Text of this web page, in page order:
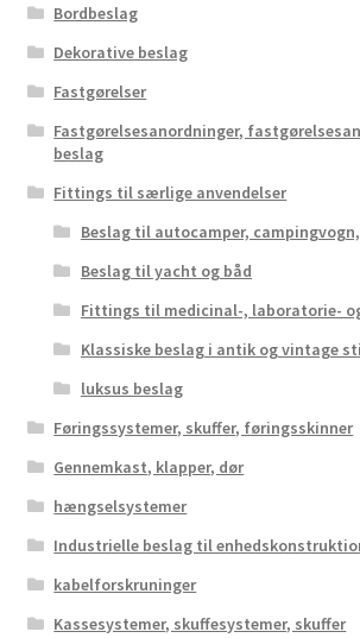
Bordbeslag
Dekorative beslag
Fastgørelser
Fastgørelsesanordninger,
beslag
Fittings til særlige anvendelser
Beslag til autocamper,
Beslag til yacht og båd
Fittings til medicinal-, laboratorie-
Klassiske beslag i antik og vintage
luksus beslag
Føringssystemer, skuffer, føringsskinner
Gennemkast, klapper, dør
hængselsystemer
Industrielle beslag til
kabelforskruninger
Kassesystemer, skuffesystemer, skuffer